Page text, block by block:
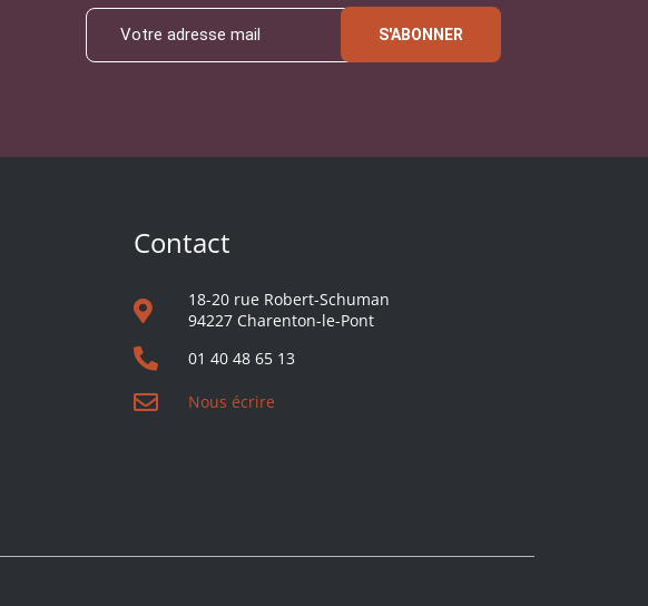
S'ABONNER
Contact
18-20 rue Robert-Schuman
94227 Charenton-le-Pont
01 40 48 65 13
Nous écrire